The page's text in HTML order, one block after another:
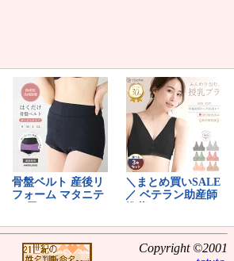
Copyright ©2001